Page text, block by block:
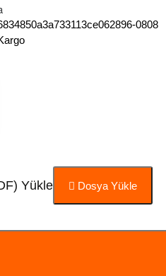
0808
Yükle Dosya Yükle